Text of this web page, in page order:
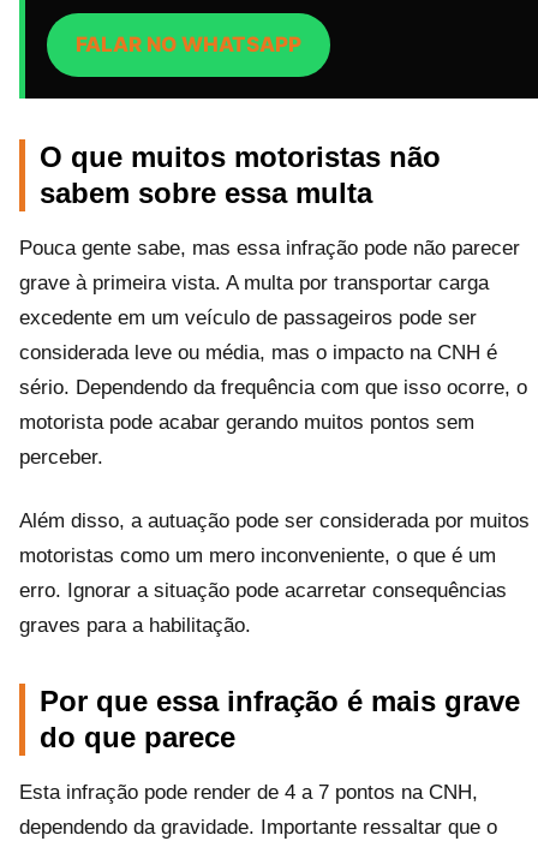
FALAR NO WHATSAPP
O que muitos motoristas não
sabem sobre essa multa
Pouca gente sabe, mas essa infração pode não parecer
grave à primeira vista. A multa por transportar carga
excedente em um veículo de passageiros pode ser
considerada leve ou média, mas o impacto na CNH é
sério. Dependendo da frequência com que isso ocorre, o
motorista pode acabar gerando muitos pontos sem
perceber.
Além disso, a autuação pode ser considerada por muitos
motoristas como um mero inconveniente, o que é um
erro. Ignorar a situação pode acarretar consequências
graves para a habilitação.
Por que essa infração é mais grave
do que parece
Esta infração pode render de 4 a 7 pontos na CNH,
dependendo da gravidade. Importante ressaltar que o